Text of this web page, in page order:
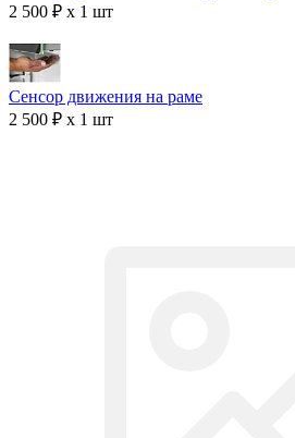
2 500 ₽ x 1 шт
Сенсор движения на раме
2 500 ₽ x 1 шт